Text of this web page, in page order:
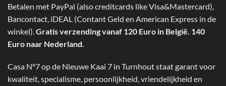
Betalen met PayPal (also creditcards like Visa&Mastercard),
Bancontact, iDEAL (Contant Geld en American Express in de
winkel). Gratis verzending vanaf 120 Euro in België. 140
Euro naar Nederland.
Casa N°7 op de Nieuwe Kaai 7 in Turnhout staat garant voor
kwaliteit, specialisme, persoonlijkheid, vriendelijkheid en